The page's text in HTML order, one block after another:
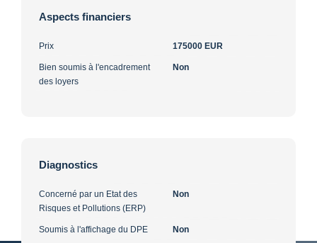
Aspects financiers
Prix 175000 EUR
Bien soumis à l'encadrement
des loyers
Non
Diagnostics
Concerné par un Etat des
Risques et Pollutions (ERP)
Non
Soumis à l'affichage du DPE Non